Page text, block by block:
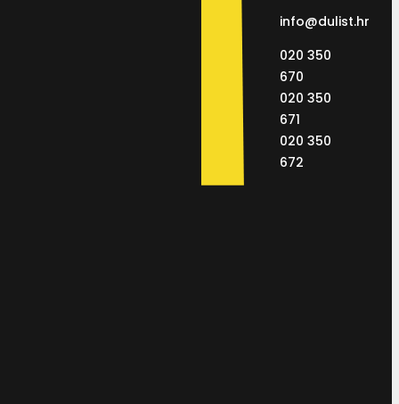
info@dulist.hr
020 350
670
020 350
671
020 350
672